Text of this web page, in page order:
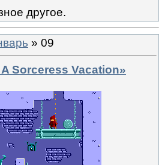
другое.
» 09
Sorceress Vacation»